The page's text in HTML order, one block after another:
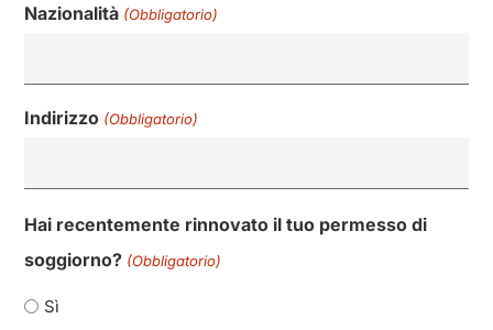
Nazionalità (Obbligatorio)
Indirizzo (Obbligatorio)
Hai recentemente rinnovato il tuo permesso di
soggiorno? (Obbligatorio)
Sì